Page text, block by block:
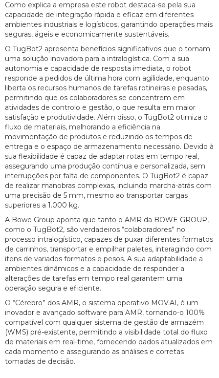
Como explica a empresa este robot destaca-se pela sua
capacidade de integração rápida e eficaz em diferentes
ambientes industriais e logísticos, garantindo operações mais
seguras, ágeis e economicamente sustentáveis.
O TugBot2 apresenta benefícios significativos que o tornam
uma solução inovadora para a intralogística. Com a sua
autonomia e capacidade de resposta imediata, o robot
responde a pedidos de última hora com agilidade, enquanto
liberta os recursos humanos de tarefas rotineiras e pesadas,
permitindo que os colaboradores se concentrem em
atividades de controlo e gestão, o que resulta em maior
satisfação e produtividade. Além disso, o TugBot2 otimiza o
fluxo de materiais, melhorando a eficiência na
movimentação de produtos e reduzindo os tempos de
entrega e o espaço de armazenamento necessário. Devido à
sua flexibilidade é capaz de adaptar rotas em tempo real,
assegurando uma produção contínua e personalizada, sem
interrupções por falta de componentes. O TugBot2 é capaz
de realizar manobras complexas, incluindo marcha-atrás com
uma precisão de 5 mm, mesmo ao transportar cargas
superiores a 1.000 kg.
A Bowe Group aponta que tanto o AMR da BOWE GROUP,
como o TugBot2, são verdadeiros “colaboradores” no
processo intralogístico, capazes de puxar diferentes formatos
de carrinhos, transportar e empilhar paletes, interagindo com
itens de variados formatos e pesos. A sua adaptabilidade a
ambientes dinâmicos e a capacidade de responder a
alterações de tarefas em tempo real garantem uma
operação segura e eficiente.
O “Cérebro” dos AMR, o sistema operativo MOV.AI, é um
inovador e avançado software para AMR, tornando-o 100%
compatível com qualquer sistema de gestão de armazém
(WMS) pré-existente, permitindo a visibilidade total do fluxo
de materiais em real-time, fornecendo dados atualizados em
cada momento e assegurando as análises e corretas
tomadas de decisão.